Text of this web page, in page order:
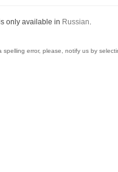
only available in Russian.
spelling error, please, notify us by